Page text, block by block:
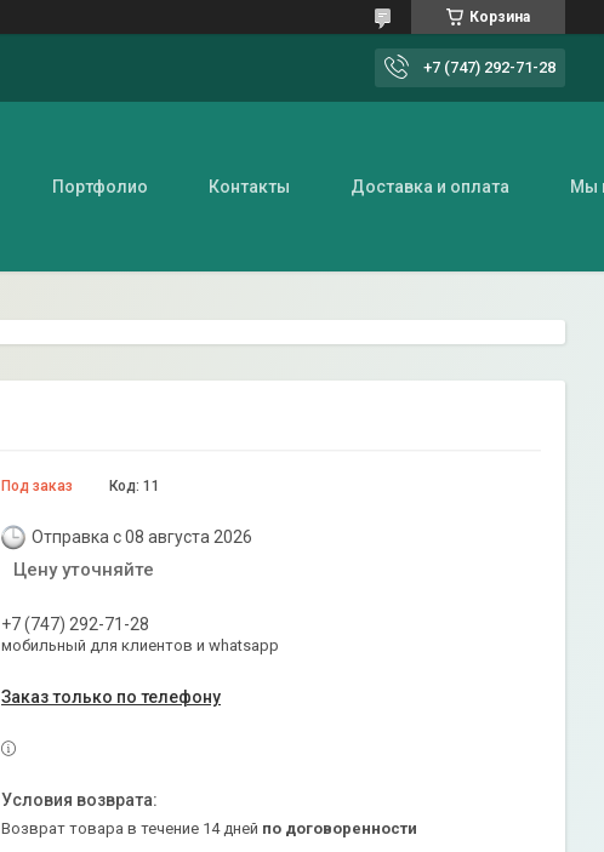
Корзина
+7 (747) 292-71-28
Портфолио Контакты Доставка и оплата Мы
Под заказ Код: 11
Отправка с 08 августа 2026
Цену уточняйте
+7 (747) 292-71-28
мобильный для клиентов и whatsapp
Заказ только по телефону
возврат товара в течение 14 дней по договоренности